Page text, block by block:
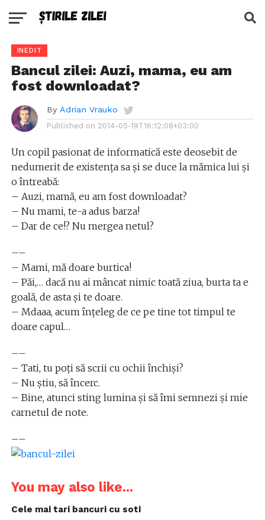
INEDIT
Bancul zilei: Auzi, mama, eu am
fost downloadat?
By Adrian Vrauko
Published on 2014-05-19T16:12:08+03:00
Un copil pasionat de informatică este deosebit de
nedumerit de existenţa sa şi se duce la mămica lui şi
o întreabă:
– Auzi, mamă, eu am fost downloadat?
– Nu mami, te-a adus barza!
– Dar de ce!? Nu mergea netul?
––
– Mami, mă doare burtica!
– Păi,… dacă nu ai mâncat nimic toată ziua, burta ta e
goală, de asta și te doare.
– Mdaaa, acum înțeleg de ce pe tine tot timpul te
doare capul…
––
– Tati, tu poţi să scrii cu ochii închişi?
– Nu ştiu, să încerc.
– Bine, atunci sting lumina şi să îmi semnezi şi mie
carnetul de note.
––
You may also like...
Cele mai tari bancuri cu soti